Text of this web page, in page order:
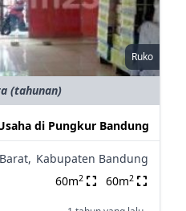
Ruko
(tahunan)
di Pungkur Bandung
Kabupaten Bandung
60m2 60m2